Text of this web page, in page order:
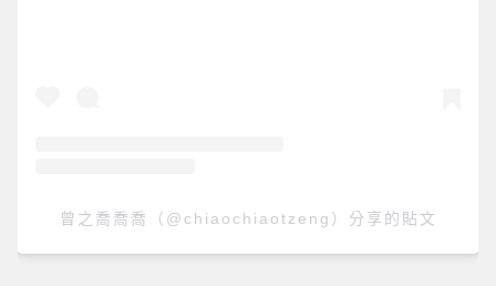
曾之喬喬喬（@chiaochiaotzeng）分享的貼文